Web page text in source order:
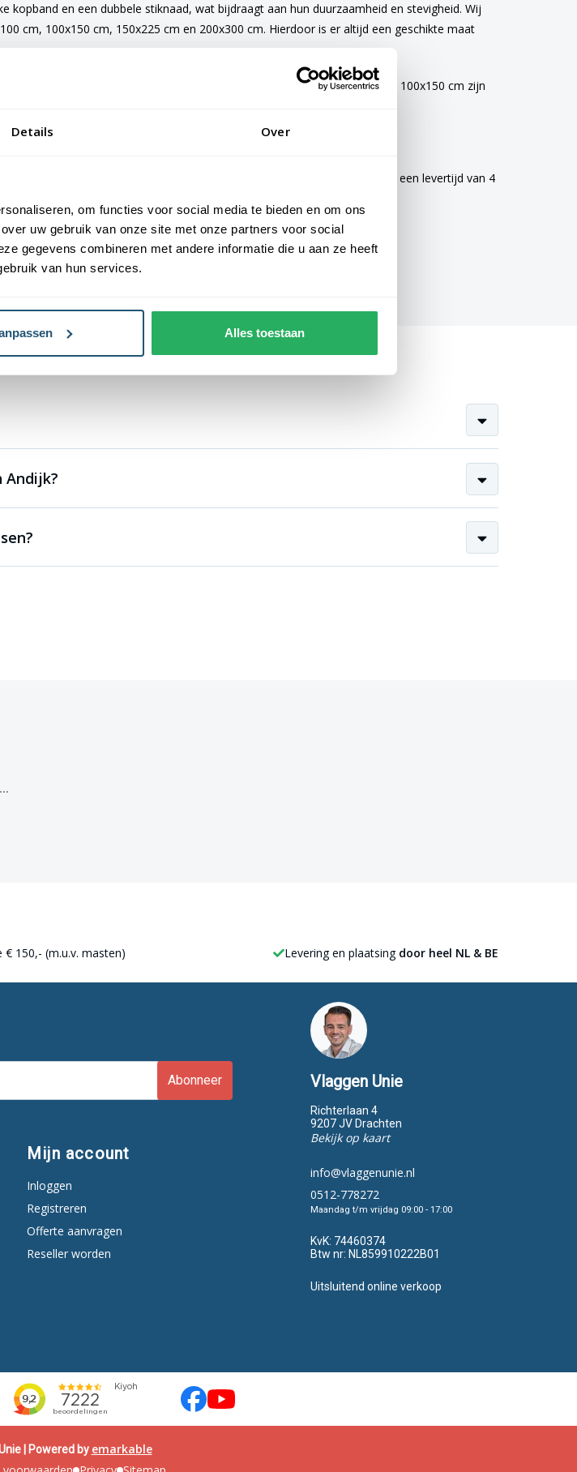
Details Over
om functies voor social media te bieden en om ons
uw gebruik van onze site met onze partners voor social
gegevens combineren met andere informatie die u aan ze heeft
van hun services.
Alles toestaan
en een dubbele stiknaad, wat bijdraagt aan hun duurzaamheid en stevigheid. Wij
cm, 100x150 cm, 150x225 cm en 200x300 cm. Hierdoor is er altijd een geschikte maat
bevestigingsmogelijkheden. De vlaggen van 40x60 cm, 70x100 cm en 100x150 cm zijn
cm zijn voorzien van clips.
stadsvlaggen worden met de grootst mogelijke zorg gemaakt en hebben een levertijd van 4
van 3 tot 6 maanden.
en afwerking.
Andijk?
€ 150,- (m.u.v. masten) Levering en plaatsing door heel NL & BE
Abonneer
Mijn account
Inloggen
Registreren
Offerte aanvragen
Reseller worden
Vlaggen Unie
Richterlaan 4
9207 JV Drachten
Bekijk op kaart
info@vlaggenunie.nl
0512-778272
Maandag t/m vrijdag 09:00 - 17:00
KvK: 74460374
Btw nr: NL859910222B01
Uitsluitend online verkoop
| Powered by emarkable